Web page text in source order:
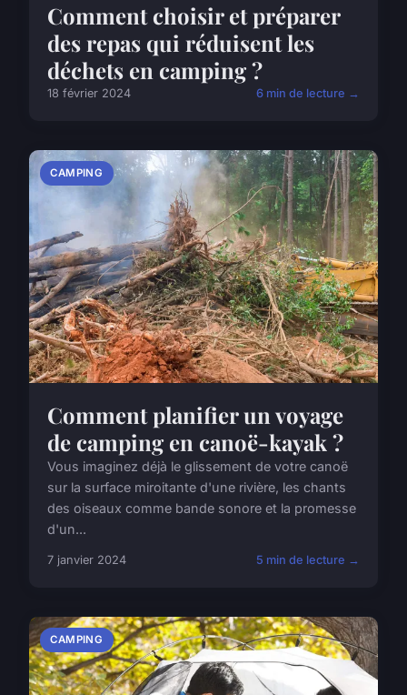
Comment choisir et préparer
des repas qui réduisent les
déchets en camping ?
18 février 2024 6 min de lecture →
CAMPING
Comment planifier un voyage
de camping en canoë-kayak ?
Vous imaginez déjà le glissement de votre canoë
sur la surface miroitante d'une rivière, les chants
des oiseaux comme bande sonore et la promesse
d'un...
7 janvier 2024 5 min de lecture →
CAMPING